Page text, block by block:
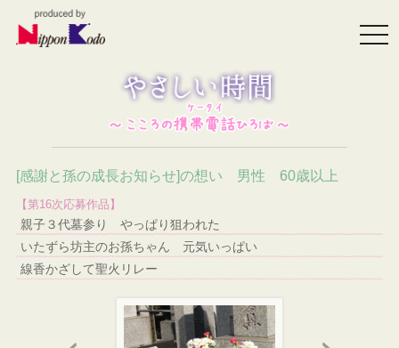
[感謝と孫の成長お知らせ]の想い 男性 60歳以上
【第16次応募作品】
親子３代墓参り やっぱり狙われた
いたずら坊主のお孫ちゃん 元気いっぱい
線香かざして聖火リレー